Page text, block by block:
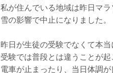
私が住んでいる地域は昨日マラ
雪の影響で中止になりました。
昨日が生徒の受験でなくて本当
受験では普段とは違うことが起
電車が止まったり、当日体調が